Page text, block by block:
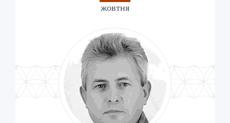
жовтня